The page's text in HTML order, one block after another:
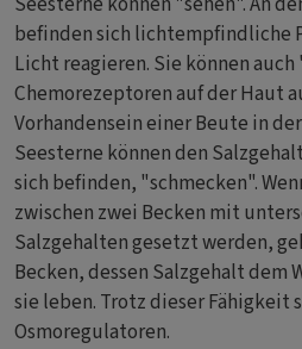
befinden sich lichtempfindliche
Licht reagieren. Sie können
Chemorezeptoren auf der Haut
Vorhandensein einer Beute in
Seesterne können den
sich befinden, "schmecken".
zwischen zwei Becken mit
Salzgehalten gesetzt werden,
Becken, dessen Salzgehalt dem
sie leben. Trotz dieser Fähigkeit
Osmoregulatoren.